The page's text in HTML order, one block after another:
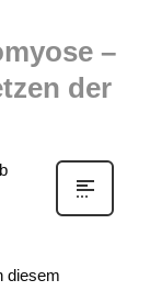
–
der
diesem